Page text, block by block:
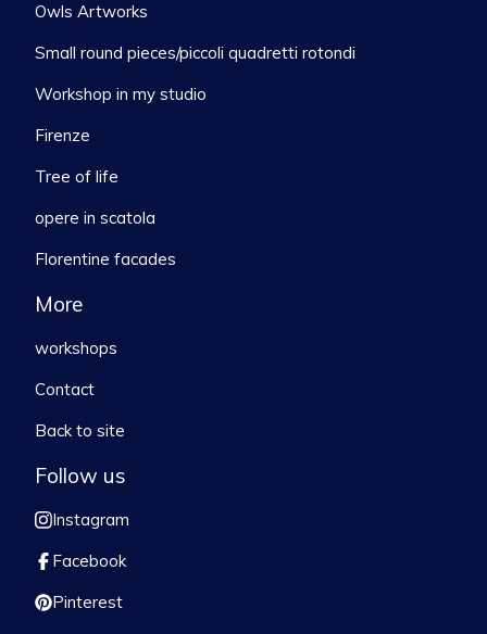
Owls Artworks
Small round pieces/piccoli quadretti rotondi
Workshop in my studio
Firenze
Tree of life
opere in scatola
Florentine facades
More
workshops
Contact
Back to site
Follow us
Instagram
Facebook
Pinterest